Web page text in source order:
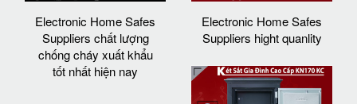
Electronic Home Safes
Suppliers chất lượng
chống cháy xuất khẩu
tốt nhất hiện nay
Electronic Home Safes
Suppliers hight quanlity